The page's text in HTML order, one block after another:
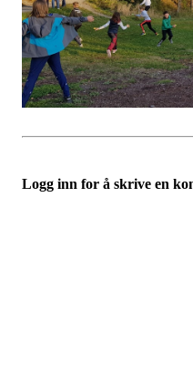
Logg inn for å skrive en